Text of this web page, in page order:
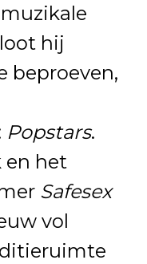
hij
beproeven,
Popstars.
en het
Safesex
vol